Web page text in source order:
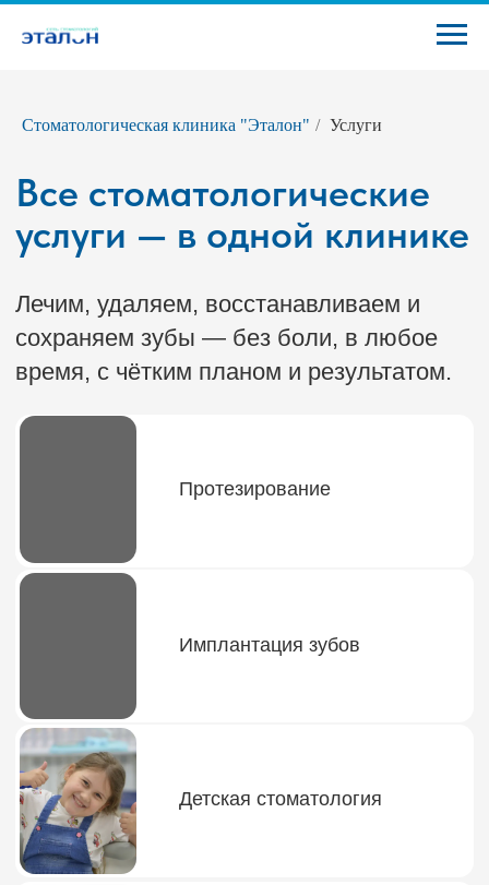
Стоматологическая клиника "Эталон" / Услуги
Протезирование
Детская стоматология
Ортодонтия
сохраняем зубы — без боли, в любое
Все стоматологические